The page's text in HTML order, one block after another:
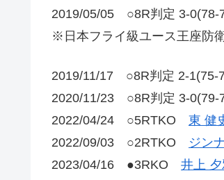
2019/05/05 ○8R判定 3-0(78-
※日本フライ級ユース王座防
2019/11/17 ○8R判定 2-1(75-
2020/11/23 ○8R判定 3-0(79-
2022/04/24 ○5RTKO 東 健
2022/09/03 ○2RTKO ジン
2023/04/16 ●3RKO 井上